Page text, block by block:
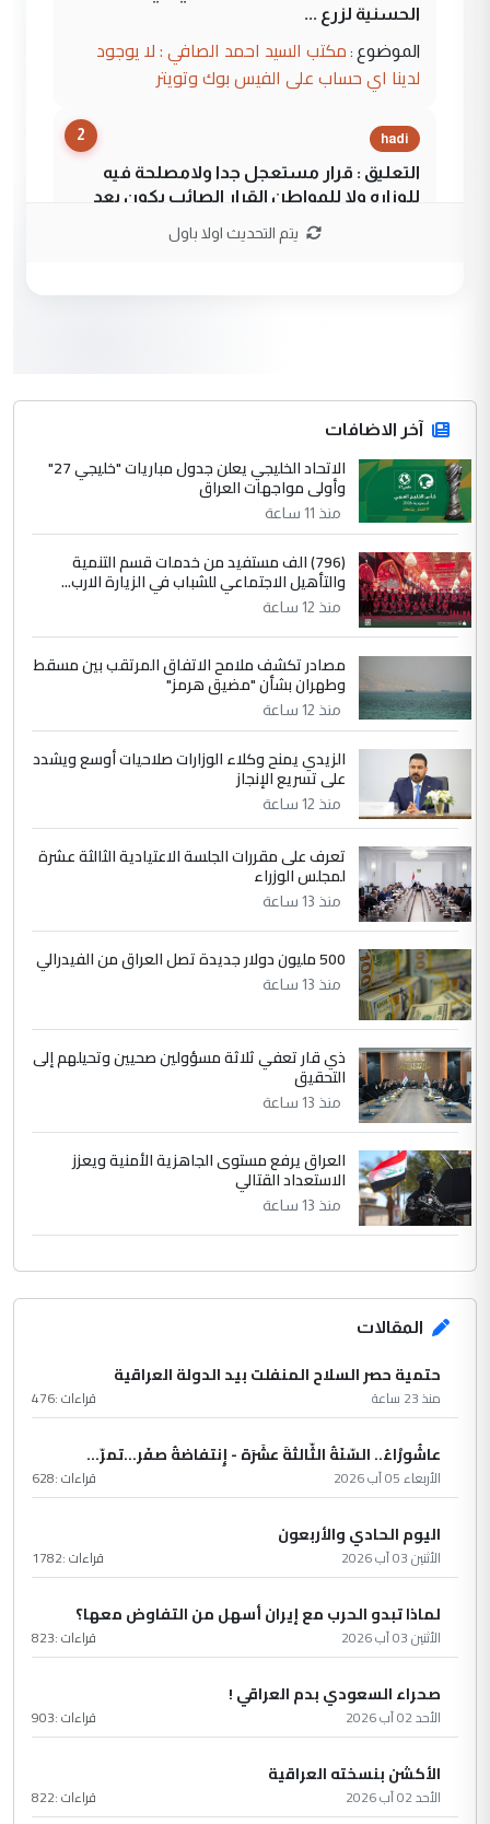
الحسنية لزرع ...
الموضوع : مكتب السيد احمد الصافي : لا يوجود
لدينا اي حساب على الفيس بوك وتويتر
2 hadi
التعليق : قرار مستعجل جدا ولامصلحة فيه
للوزاره ولا للمواطن القرار الصائب يكون بعد
جنسية الرافد الثالث للعراق ومن اصول عريقة
ابا فرات ...
الموضوع :
الجواهري يرد على صدام حسين سل
مضجعيك يابن الزنا (نص كامل)
سردار
التعليق : واحد من عصابة علي ماما يسقط
جنسية الرافد الثالث للعراق ومن اصول عريقة
ابا فرات ...
الجواهري يرد على صدام حسين سل
مضجعيك يابن الزنا (نص كامل)
5 حيدر عاشور
التعليق : تحياتي لك استاذ حامدتركان. كلام
دقيق ومسؤول؛ فالاستثمار الحقيقي للإنسان
الموضوع :
بين الإهمال واغتصاب الأرض.. بلاد
الرافدين تعاني الجفاف والتصحر!!
يتم التحديث اولا باول
آخر الاضافات
الاتحاد الخليجي يعلن جدول مباريات "خليجي 27"
وأولى مواجهات العراق
منذ 11 ساعة
(796) الف مستفيد من خدمات قسم التنمية
والتأهيل الاجتماعي للشباب في الزيارة الارب...
منذ 12 ساعة
مصادر تكشف ملامح الاتفاق المرتقب بين مسقط
وطهران بشأن "مضيق هرمز"
منذ 12 ساعة
الزيدي يمنح وكلاء الوزارات صلاحيات أوسع ويشدد
على تسريع الإنجاز
منذ 12 ساعة
تعرف على مقررات الجلسة الاعتيادية الثالثة عشرة
لمجلس الوزراء
منذ 13 ساعة
500 مليون دولار جديدة تصل العراق من الفيدرالي
منذ 13 ساعة
ذي قار تعفي ثلاثة مسؤولين صحيين وتحيلهم إلى
التحقيق
منذ 13 ساعة
العراق يرفع مستوى الجاهزية الأمنية ويعزز
الاستعداد القتالي
منذ 13 ساعة
المقالات
حتمية حصر السلاح المنفلت بيد الدولة العراقية
منذ 23 ساعة قراءات :476
عاشُورْاءُ.. السّنَةُ الثّالثةَ عشَرَة - إِنتفاضةُ صفَر…تمرّ...
الأربعاء 05 آب 2026 قراءات :628
اليوم الحادي والأربعون
الأثنين 03 آب 2026 قراءات :1782
لماذا تبدو الحرب مع إيران أسهل من التفاوض معها؟
الأثنين 03 آب 2026 قراءات :823
صحراء السعودي بدم العراقي !
الأحد 02 آب 2026 قراءات :903
الأكشن بنسخته العراقية
الأحد 02 آب 2026 قراءات :822